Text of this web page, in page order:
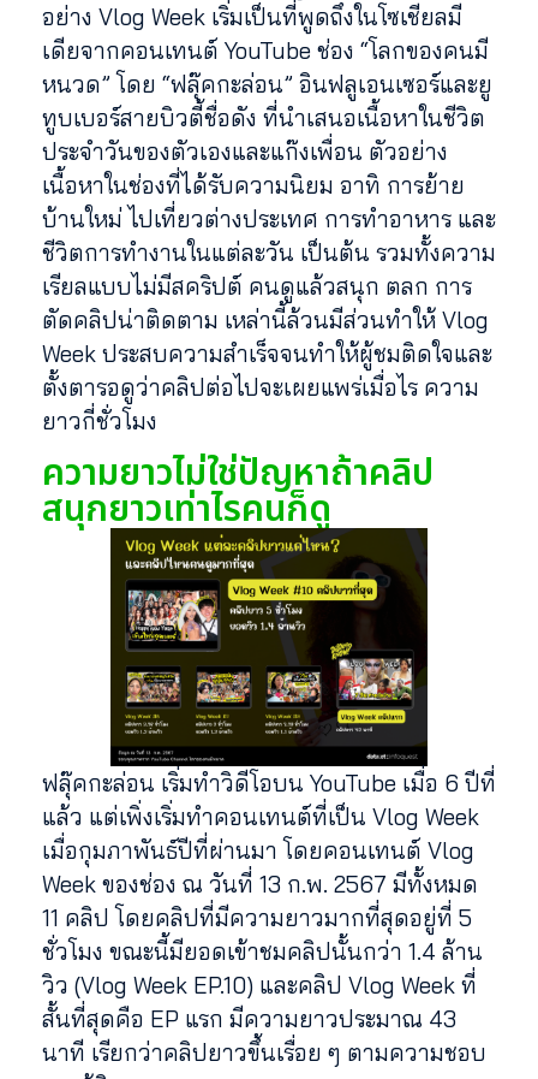
อย่าง Vlog Week เริ่มเป็นที่พูดถึงในโซเชียลมี
เดียจากคอนเทนต์ YouTube ช่อง “โลกของคนมี
หนวด” โดย “ฟลุ๊คกะล่อน” อินฟลูเอนเซอร์และยู
ทูบเบอร์สายบิวตี้ชื่อดัง ที่นำเสนอเนื้อหาในชีวิต
ประจำวันของตัวเองและแก๊งเพื่อน ตัวอย่าง
เนื้อหาในช่องที่ได้รับความนิยม อาทิ การย้าย
บ้านใหม่ ไปเที่ยวต่างประเทศ การทำอาหาร และ
ชีวิตการทำงานในแต่ละวัน เป็นต้น รวมทั้งความ
เรียลแบบไม่มีสคริปต์ คนดูแล้วสนุก ตลก การ
ตัดคลิปน่าติดตาม เหล่านี้ล้วนมีส่วนทำให้ Vlog
Week ประสบความสำเร็จจนทำให้ผู้ชมติดใจและ
ตั้งตารอดูว่าคลิปต่อไปจะเผยแพร่เมื่อไร ความ
ยาวกี่ชั่วโมง
ความยาวไม่ใช่ปัญหาถ้าคลิป
สนุกยาวเท่าไรคนก็ดู
ฟลุ๊คกะล่อน เริ่มทำวิดีโอบน YouTube เมื่อ 6 ปีที่
แล้ว แต่เพิ่งเริ่มทำคอนเทนต์ที่เป็น Vlog Week
เมื่อกุมภาพันธ์ปีที่ผ่านมา โดยคอนเทนต์ Vlog
Week ของช่อง ณ วันที่ 13 ก.พ. 2567 มีทั้งหมด
11 คลิป โดยคลิปที่มีความยาวมากที่สุดอยู่ที่ 5
ชั่วโมง ขณะนี้มียอดเข้าชมคลิปนั้นกว่า 1.4 ล้าน
วิว (Vlog Week EP.10) และคลิป Vlog Week ที่
สั้นที่สุดคือ EP แรก มีความยาวประมาณ 43
นาที เรียกว่าคลิปยาวขึ้นเรื่อย ๆ ตามความชอบ